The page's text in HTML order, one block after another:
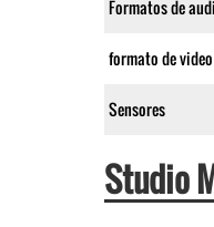
Formatos de
formato de video
Sensores
Studio